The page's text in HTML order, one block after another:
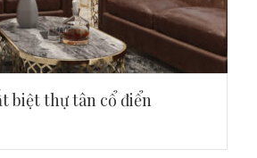
biệt thự tân cổ điển